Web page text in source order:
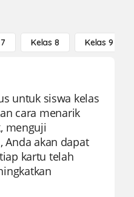
Kelas 8 Kelas 9
untuk siswa kelas
cara menarik
menguji
Anda akan dapat
kartu telah